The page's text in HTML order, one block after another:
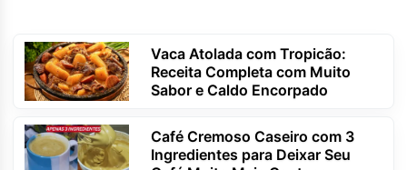
Vaca Atolada com Tropicão:
Receita Completa com Muito
Sabor e Caldo Encorpado
Café Cremoso Caseiro com 3
Ingredientes para Deixar Seu